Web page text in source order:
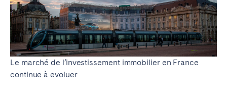
Le marché de l’investissement immobilier en France
continue à evoluer